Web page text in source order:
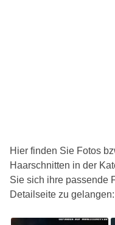
Hier finden Sie Fotos
Haarschnitten in der
Sie sich ihre passende
Detailseite zu gelangen: